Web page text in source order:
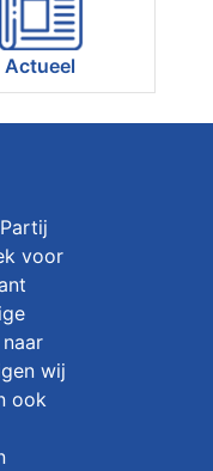
Actueel
voor
wij
ook